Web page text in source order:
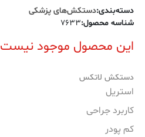
دسته‌بندی:دستکش‌های پزشکی
شناسه محصول:
7633
این محصول موجود نیست
دستکش لاتکس
استریل
کاربرد جراحی
کم پودر